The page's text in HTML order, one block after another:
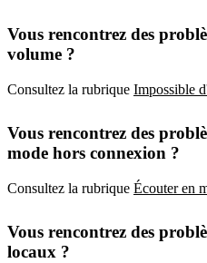
Vous rencontrez des
volume ?
Consultez la rubrique Impossible
Vous rencontrez des
mode hors connexion ?
Consultez la rubrique Écouter en
Vous rencontrez des
locaux ?